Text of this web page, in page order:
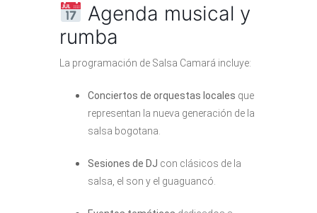
Agenda musical y
rumba
La programación de Salsa Camará incluye:
Conciertos de orquestas locales que
representan la nueva generación de la
salsa bogotana.
Sesiones de DJ con clásicos de la
salsa, el son y el guaguancó.